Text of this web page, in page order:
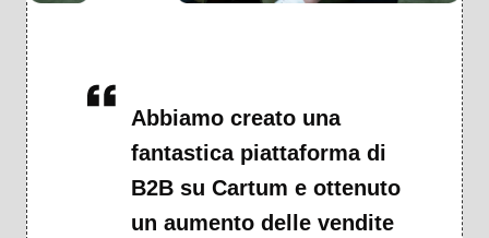
Abbiamo creato una
fantastica piattaforma di
B2B su Cartum e ottenuto
un aumento delle vendite